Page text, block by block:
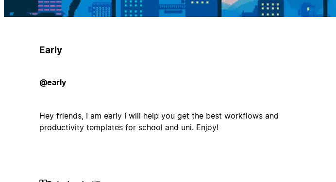
Early
@early
Hey friends, I am early I will help you get the best workflows and
productivity templates for school and uni. Enjoy!